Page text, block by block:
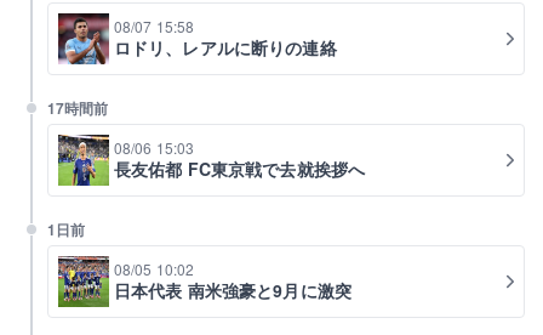
08/07 15:58
ロドリ、レアルに断りの連絡
17時間前
08/06 15:03
長友佑都 FC東京戦で去就挨拶へ
1日前
08/05 10:02
日本代表 南米強豪と9月に激突